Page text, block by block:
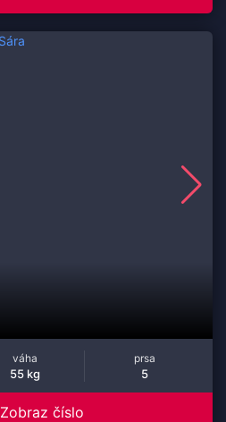
váha
55 kg
prsa
5
Zobraz číslo